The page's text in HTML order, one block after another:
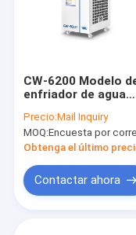
CW-6200 Modelo
enfriador de agua
aire industrial
médico para
y laboratorio
Precio:Mail Inquiry
MOQ:Encuesta por
Obtenga el último
Contactar ahora